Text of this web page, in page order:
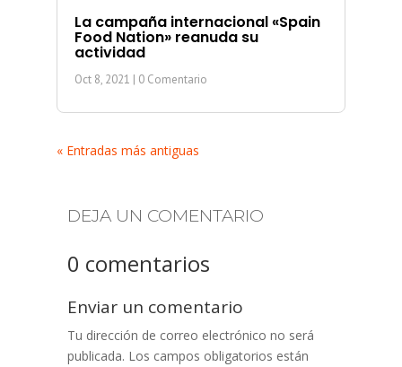
La campaña internacional «Spain
Food Nation» reanuda su
actividad
Oct 8, 2021 | 0 Comentario
« Entradas más antiguas
DEJA UN COMENTARIO
0 comentarios
Enviar un comentario
Tu dirección de correo electrónico no será
publicada. Los campos obligatorios están